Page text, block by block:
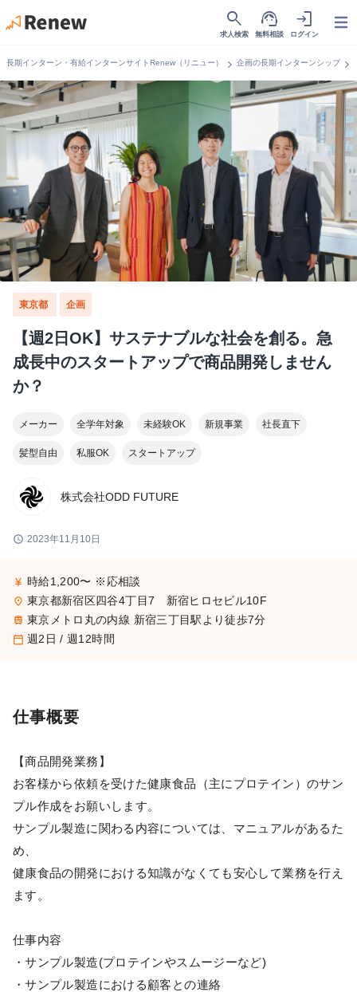
search
求人検索
support_agent
無料相談
login
ログイン
長期インターン・有給インターンサイトRenew（リニュー） chevron_right 企画の長期インターンシップchevron_right
東京都 企画
【週2日OK】サステナブルな社会を創る。急
成長中のスタートアップで商品開発しません
か？
メーカー 全学年対象 未経験OK 新規事業 社長直下
髪型自由 私服OK スタートアップ
株式会社ODD FUTURE
schedule 2023年11月10日
currency_yen 時給1,200〜 ※応相談
place 東京都新宿区四谷4丁目7 新宿ヒロセビル10F
train 東京メトロ丸の内線 新宿三丁目駅より徒歩7分
calendar_today 週2日 / 週12時間
仕事概要
【商品開発業務】
お客様から依頼を受けた健康食品（主にプロテイン）のサン
プル作成をお願いします。
サンプル製造に関わる内容については、マニュアルがあるた
め、
健康食品の開発における知識がなくても安心して業務を行え
ます。
仕事内容
・サンプル製造(プロテインやスムージーなど)
・サンプル製造における顧客との連絡